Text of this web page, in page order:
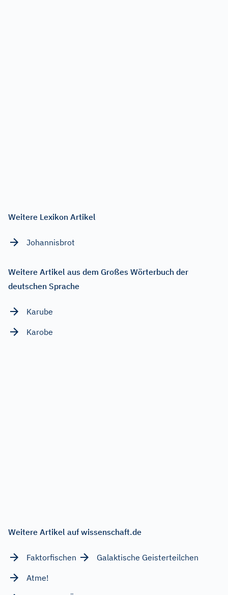
Weitere Lexikon Artikel
Johannisbrot
Weitere Artikel aus dem Großes Wörterbuch der
deutschen Sprache
Karube
Karobe
Weitere Artikel auf wissenschaft.de
Faktorfischen
Galaktische Geisterteilchen
Atme!